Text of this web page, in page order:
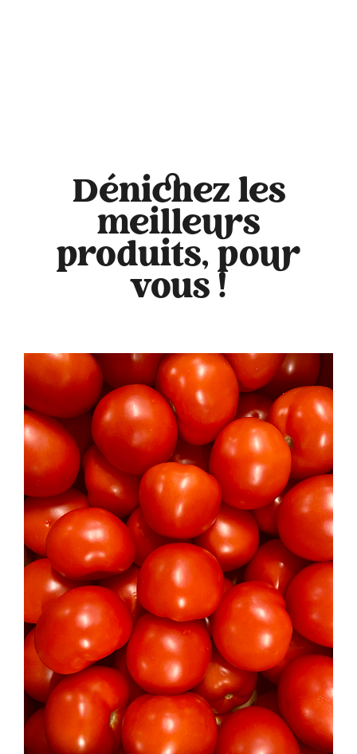
Dénichez les
meilleurs
produits, pour
vous !